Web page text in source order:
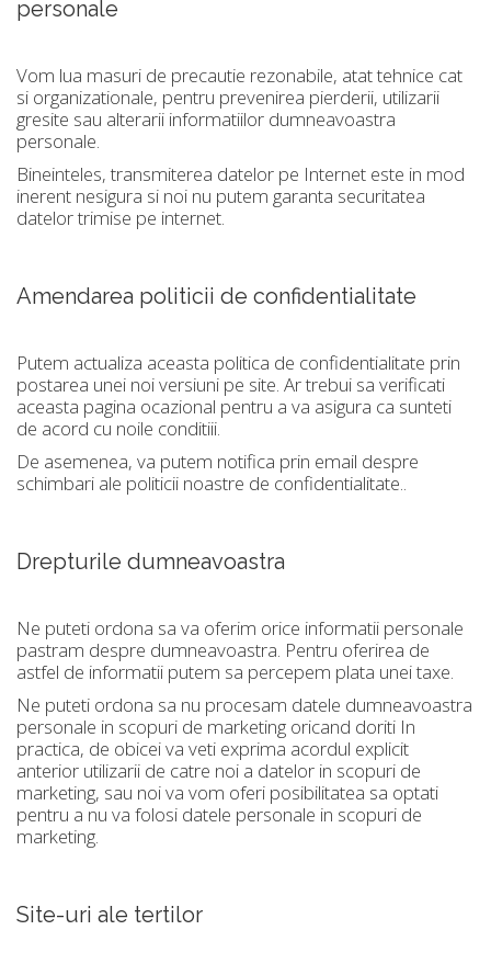
personale
Vom lua masuri de precautie rezonabile, atat tehnice cat
si organizationale, pentru prevenirea pierderii, utilizarii
gresite sau alterarii informatiilor dumneavoastra
personale.
Bineinteles, transmiterea datelor pe Internet este in mod
inerent nesigura si noi nu putem garanta securitatea
datelor trimise pe internet.
Amendarea politicii de confidentialitate
Putem actualiza aceasta politica de confidentialitate prin
postarea unei noi versiuni pe site. Ar trebui sa verificati
aceasta pagina ocazional pentru a va asigura ca sunteti
de acord cu noile conditiii.
De asemenea, va putem notifica prin email despre
schimbari ale politicii noastre de confidentialitate..
Drepturile dumneavoastra
Ne puteti ordona sa va oferim orice informatii personale
pastram despre dumneavoastra. Pentru oferirea de
astfel de informatii putem sa percepem plata unei taxe.
Ne puteti ordona sa nu procesam datele dumneavoastra
personale in scopuri de marketing oricand doriti In
practica, de obicei va veti exprima acordul explicit
anterior utilizarii de catre noi a datelor in scopuri de
marketing, sau noi va vom oferi posibilitatea sa optati
pentru a nu va folosi datele personale in scopuri de
marketing.
Site-uri ale tertilor